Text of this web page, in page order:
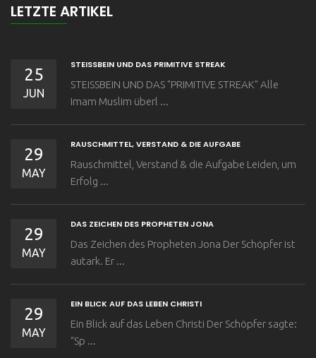
LETZTE ARTIKEL
25
JUN
STEISSBEIN UND DAS PRIMITIVE STREAK
STEISSBEIN UND DAS "PRIMITIVE STREAK" Alle
Imam Muslim überl ...
29
MAY
RAUSCHMITTEL, VERSTAND & DIE AUFGABE
Rauschmittel, Verstand & die Aufgabe Leiden, um
Erfolg ...
29
MAY
DAS ZEICHEN DES PROPHETEN JONA
Das Zeichen des Propheten Jona Der Schöpfer ist
autark. Er ...
29
MAY
EIN BLICK AUF DAS LEBEN CHRISTI
Ein Blick auf das Leben Christi Der Schöpfer sagte:
“Sp ...